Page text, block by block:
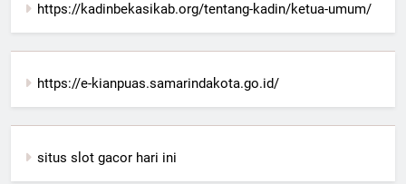
https://kadinbekasikab.org/tentang-kadin/ketua-umum/
https://e-kianpuas.samarindakota.go.id/
situs slot gacor hari ini